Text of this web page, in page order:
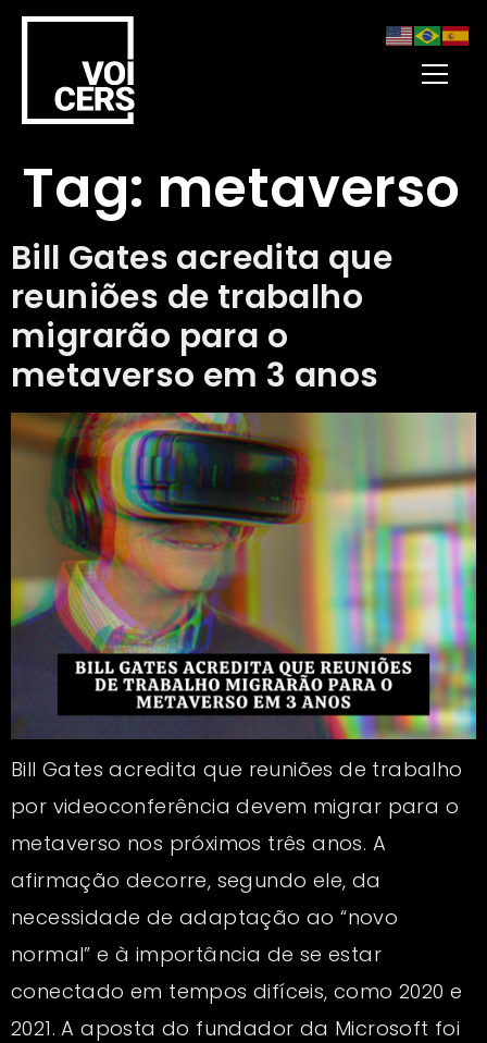
Tag: metaverso
Bill Gates acredita que
reuniões de trabalho
migrarão para o
metaverso em 3 anos
Bill Gates acredita que reuniões de trabalho
por videoconferência devem migrar para o
metaverso nos próximos três anos. A
afirmação decorre, segundo ele, da
necessidade de adaptação ao “novo
normal” e à importância de se estar
conectado em tempos difíceis, como 2020 e
2021. A aposta do fundador da Microsoft foi